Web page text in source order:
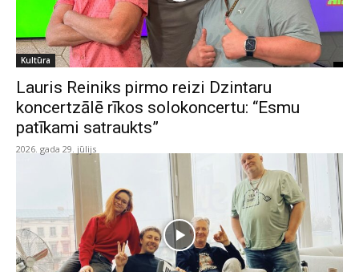
Kultūra
Lauris Reiniks pirmo reizi Dzintaru
koncertzālē rīkos solokoncertu: “Esmu
patīkami satraukts”
2026. gada 29. jūlijs